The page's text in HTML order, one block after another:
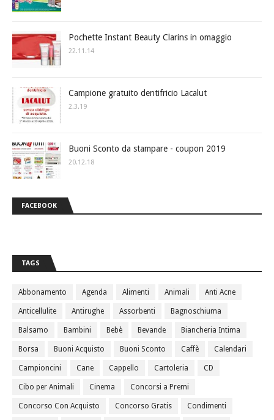
Pochette Instant Beauty Clarins in omaggio
22.11.14
Campione gratuito dentifricio Lacalut
2.3.19
Buoni Sconto da stampare - coupon 2019
20.12.18
FACEBOOK
TAGS
Abbonamento Agenda Alimenti Animali Anti Acne
Anticellulite Antirughe Assorbenti Bagnoschiuma
Balsamo Bambini Bebè Bevande Biancheria Intima
Borsa Buoni Acquisto Buoni Sconto Caffè Calendari
Campioncini Cane Cappello Cartoleria CD
Cibo per Animali Cinema Concorsi a Premi
Concorso Con Acquisto Concorso Gratis Condimenti